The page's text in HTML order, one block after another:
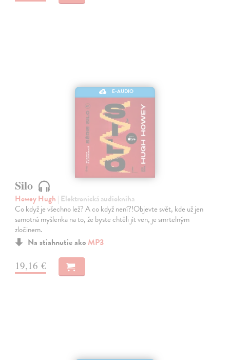
E-AUDIO
Silo
Howey Hugh | Elektronická audiokniha
Co když je všechno lež? A co když není?!Objevte svět, kde už jen
samotná myšlenka na to, že byste chtěli jít ven, je smrtelným
zločinem.
Na stiahnutie ako MP3
19,16 €